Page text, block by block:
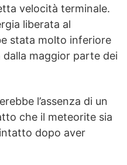
velocità terminale.
liberata al
stata molto inferiore
maggior parte dei
l’assenza di un
che il meteorite sia
dopo aver